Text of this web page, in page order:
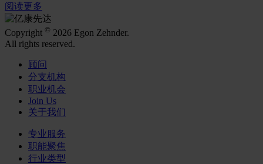
阅读更多
Copyright © 2026 Egon Zehnder.
All rights reserved.
顾问
分支机构
职业机会
Join Us
关于我们
专业服务
职能聚焦
行业类型